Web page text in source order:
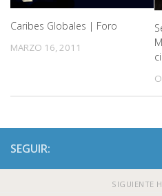
Caribes Globales | Foro
MARZO 16, 2011
SEGUIR:
SIGUIENTE